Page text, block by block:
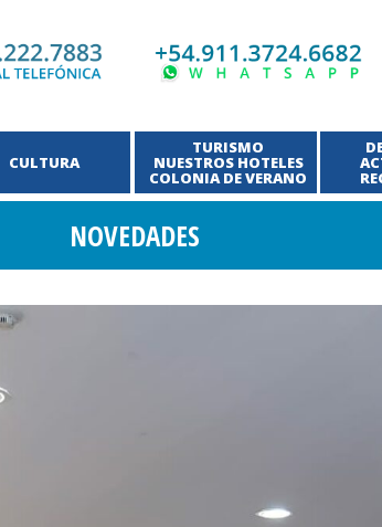
CULTURA
TURISMO
NUESTROS HOTELES
COLONIA DE VERANO
NOVEDADES